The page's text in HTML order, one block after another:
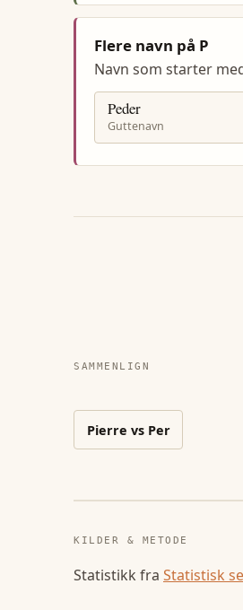
Flere navn på P
Navn som starter
Peder
Guttenavn
SAMMENLIGN
Pierre vs Per
KILDER & METODE
Statistikk fra Statistisk